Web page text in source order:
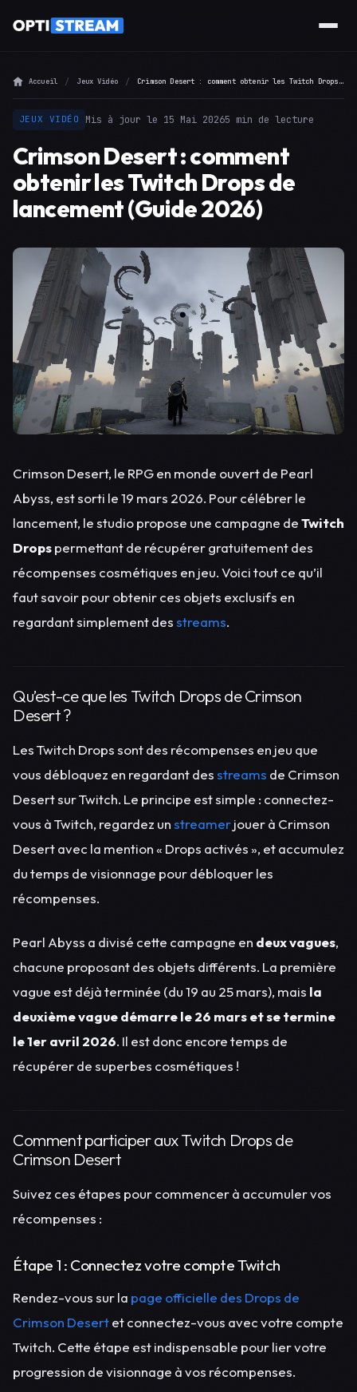
Accueil Jeux Vidéo Crimson Desert : comment obtenir les Twitch Drops de lancement (Guide 2026)
JEUX VIDÉO Mis à jour le 15 Mai 20265 min de lecture
Crimson Desert : comment
obtenir les Twitch Drops de
lancement (Guide 2026)
Crimson Desert, le RPG en monde ouvert de Pearl
Abyss, est sorti le 19 mars 2026. Pour célébrer le
lancement, le studio propose une campagne deTwitch
Dropspermettant de récupérer gratuitement des
récompenses cosmétiques en jeu. Voici tout ce qu’il
faut savoir pour obtenir ces objets exclusifs en
regardant simplement desstreams.
Qu’est-ce que les Twitch Drops de Crimson
Desert ?
Les Twitch Drops sont des récompenses en jeu que
vous débloquez en regardant desstreams de Crimson
Desert sur Twitch. Le principe est simple : connectez-
vous à Twitch, regardez unstreamerjouer à Crimson
Desert avec la mention « Drops activés », et accumulez
du temps de visionnage pour débloquer les
récompenses.
Pearl Abyss a divisé cette campagne en deux vagues,
chacune proposant des objets différents. La première
vague est déjà terminée (du 19 au 25 mars), mais la
deuxième vague démarre le 26 mars et se termine
le 1er avril 2026. Il est donc encore temps de
récupérer de superbes cosmétiques !
Comment participer aux Twitch Drops de
Crimson Desert
Suivez ces étapes pour commencer à accumuler vos
récompenses :
Étape 1 : Connectez votre compte Twitch
Rendez-vous sur la page officielle des Drops de
Crimson Desertet connectez-vous avec votre compte
Twitch. Cette étape est indispensable pour lier votre
progression de visionnage à vos récompenses.